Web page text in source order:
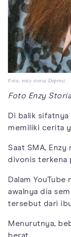
Foto: enzy storia Depresi
Foto Enzy
Di balik
memiliki cerita
Saat SMA, Enzy
divonis terkena
Dalam YouTube
awalnya dia
tersebut dari
Menurutnya,